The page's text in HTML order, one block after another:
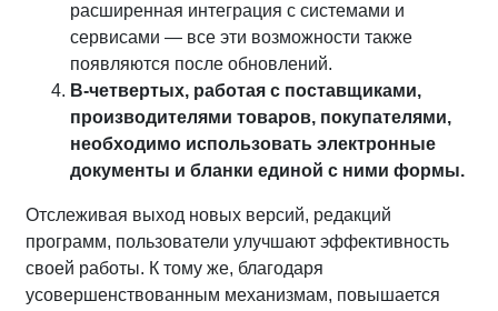
расширенная интеграция с системами и
сервисами — все эти возможности также
появляются после обновлений.
В-четвертых, работая с поставщиками,
производителями товаров, покупателями,
необходимо использовать электронные
документы и бланки единой с ними формы.
Отслеживая выход новых версий, редакций
программ, пользователи улучшают эффективность
своей работы. К тому же, благодаря
усовершенствованным механизмам, повышается